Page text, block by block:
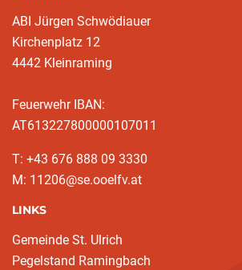
ABI Jürgen Schwödiauer
Kirchenplatz 12
4442 Kleinraming
Feuerwehr IBAN:
AT613227800000107011
T: +43 676 888 09 3330
M: 11206@se.ooelfv.at
LINKS
Gemeinde St. Ulrich
Pegelstand Ramingbach